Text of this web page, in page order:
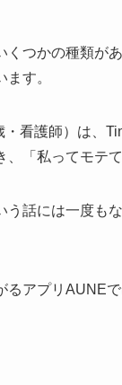
くつかの種類が
す。
看護師）は、
、「私ってモテ
う話には一度も
るアプリAUNE